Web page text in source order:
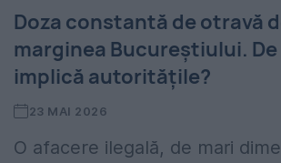
Doza constantă de otravă
marginea Bucureștiului. De
implică autoritățile?
23 MAI 2026
O afacere ilegală, de mari